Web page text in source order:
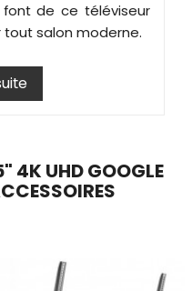
de ce téléviseur
salon moderne.
4K UHD GOOGLE